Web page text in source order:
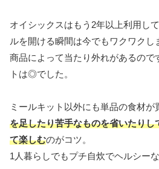
オイシックスはもう2年以上利用し
ルを開ける瞬間は今でもワクワクし
商品によって当たり外れがあるので
トは◎でした。
ミールキット以外にも単品の食材が
を足したり苦手なものを省いたりし
て楽しむのがコツ。
1人暮らしでもプチ自炊でヘルシー